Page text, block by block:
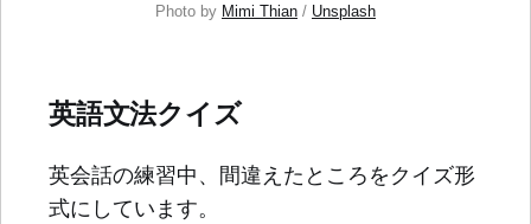
Photo by Mimi Thian / Unsplash
英語文法クイズ
英会話の練習中、間違えたところをクイズ形
式にしています。